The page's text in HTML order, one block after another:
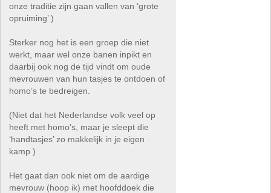
onze traditie zijn gaan vallen van ‘grote
opruiming’ )
Sterker nog het is een groep die niet
werkt, maar wel onze banen inpikt en
daarbij ook nog de tijd vindt om oude
mevrouwen van hun tasjes te ontdoen of
homo’s te bedreigen.
(Niet dat het Nederlandse volk veel op
heeft met homo’s, maar je sleept die
‘handtasjes’ zo makkelijk in je eigen
kamp )
Het gaat dan ook niet om de aardige
mevrouw (hoop ik) met hoofddoek die